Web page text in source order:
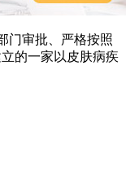
门审批、严格按照
的一家以皮肤病疾